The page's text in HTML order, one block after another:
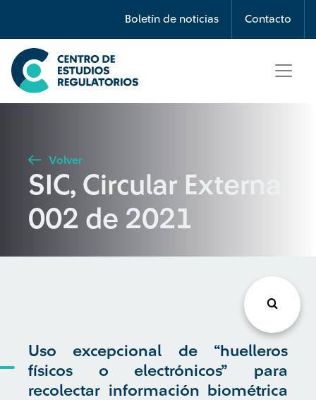
Boletín de noticias Contacto
Búsqueda
Seleccione país
Buscar
Volver
SIC, Circular Externa
002 de 2021
Uso excepcional de “huelleros
físicos o electrónicos” para
recolectar información biométrica